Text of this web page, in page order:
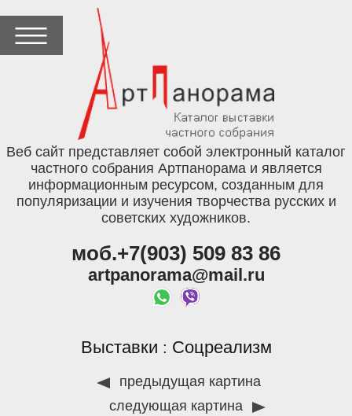
Веб сайт представляет собой электронный каталог
частного собрания Артпанорама и является
информационным ресурсом, созданным для
популяризации и изучения творчества русских и
советских художников.
моб.+7(903) 509 83 86
artpanorama@mail.ru
Выставки : Соцреализм
предыдущая картина
следующая картина